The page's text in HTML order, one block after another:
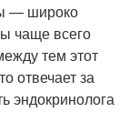
— широко
чаще всего
тем этот
отвечает за
эндокринолога